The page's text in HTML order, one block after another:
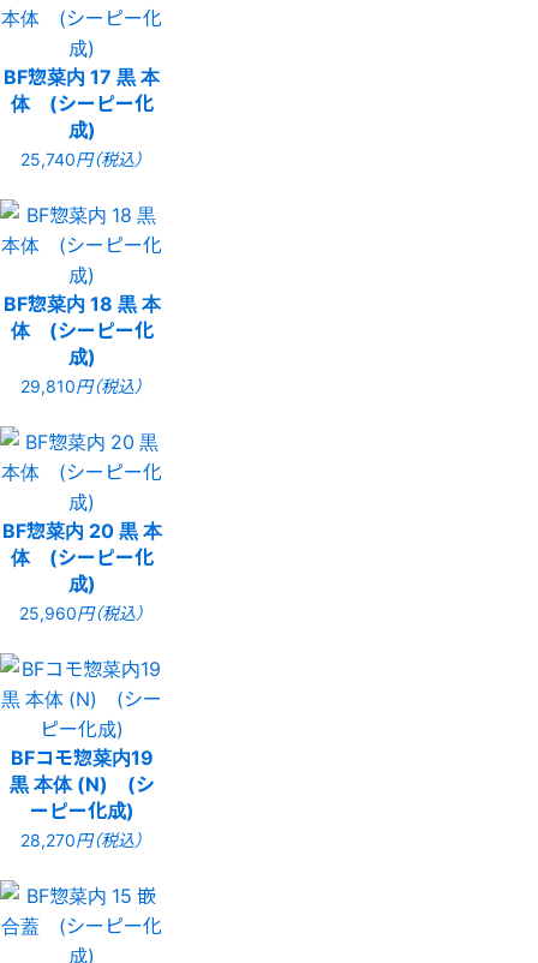
BF惣菜内 17 黒 本
体 (シーピー化
成)
25,740円（税込）
BF惣菜内 18 黒 本
体 (シーピー化
成)
29,810円（税込）
BF惣菜内 20 黒 本
体 (シーピー化
成)
25,960円（税込）
BFコモ惣菜内19
黒 本体 (N) (シ
ーピー化成)
28,270円（税込）